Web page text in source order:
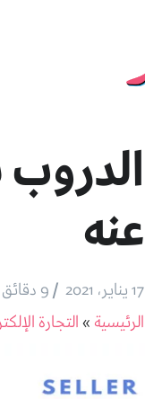
عنه
17 يناير، 2021 /9 دقائق مده القراءة
الرئيسية »التجارة